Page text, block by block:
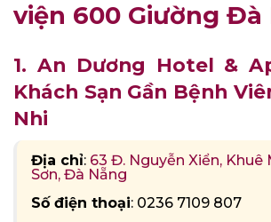
viện 600 Giường Đà
1. An Dương Hotel &
Khách Sạn Gần Bệnh
Nhi
Địa chỉ: 63 Đ. Nguyễn Xiển, Khuê
Sơn, Đà Nẵng
Số điện thoại: 0236 7109 807